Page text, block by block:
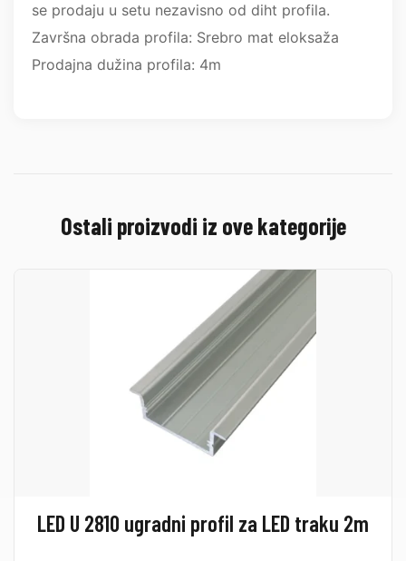
se prodaju u setu nezavisno od diht profila.
Završna obrada profila: Srebro mat eloksaža
Prodajna dužina profila: 4m
Ostali proizvodi iz ove kategorije
LED U 2810 ugradni profil za LED traku 2m